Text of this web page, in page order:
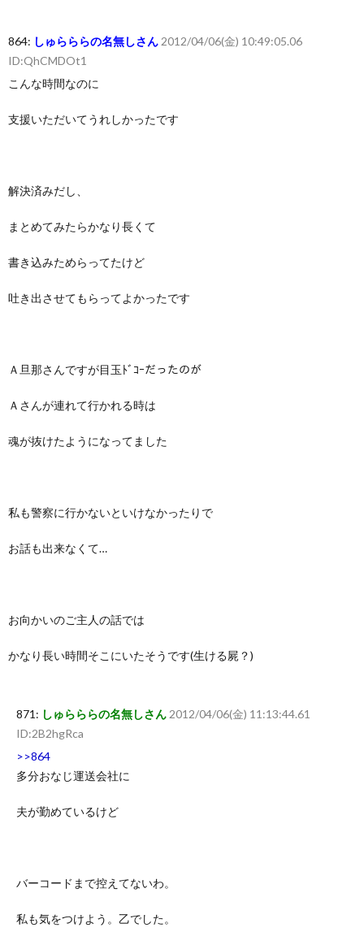
864: しゅらららの名無しさん 2012/04/06(金) 10:49:05.06
ID:QhCMDOt1
こんな時間なのに
支援いただいてうれしかったです
解決済みだし、
まとめてみたらかなり長くて
書き込みためらってたけど
吐き出させてもらってよかったです
Ａ旦那さんですが目玉ﾄﾞｺｰだったのが
Ａさんが連れて行かれる時は
魂が抜けたようになってました
私も警察に行かないといけなかったりで
お話も出来なくて…
お向かいのご主人の話では
かなり長い時間そこにいたそうです(生ける屍？)
871: しゅらららの名無しさん 2012/04/06(金) 11:13:44.61
ID:2B2hgRca
>>864
多分おなじ運送会社に
夫が勤めているけど
バーコードまで控えてないわ。
私も気をつけよう。乙でした。